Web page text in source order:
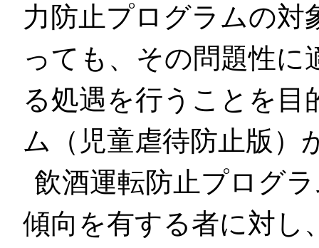
力防止プログラムの対
っても、その問題性に
る処遇を行うことを目
ム（児童虐待防止版）
飲酒運転防止プログ
傾向を有する者に対し